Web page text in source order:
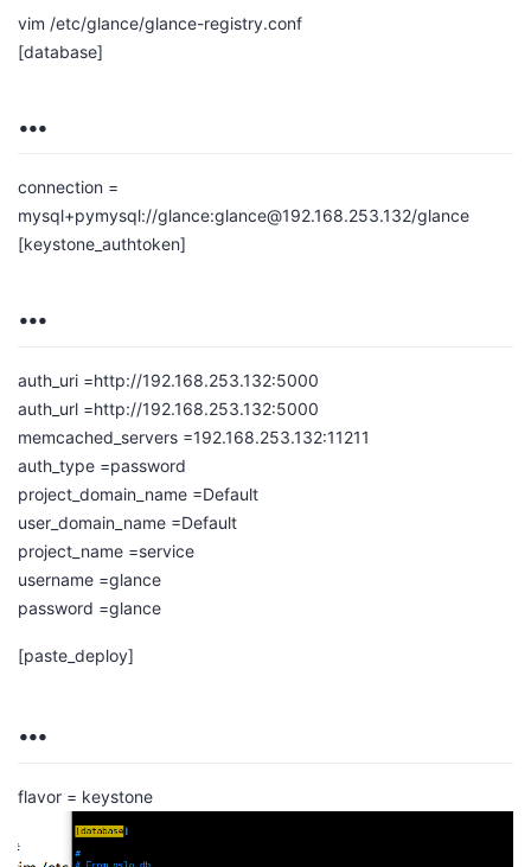
vim /etc/glance/glance-registry.conf
[database]
…
connection =
mysql+pymysql://glance:glance@192.168.253.132/glance
[keystone_authtoken]
…
auth_uri =http://192.168.253.132:5000
auth_url =http://192.168.253.132:5000
memcached_servers =192.168.253.132:11211
auth_type =password
project_domain_name =Default
user_domain_name =Default
project_name =service
username =glance
password =glance
[paste_deploy]
…
flavor = keystone